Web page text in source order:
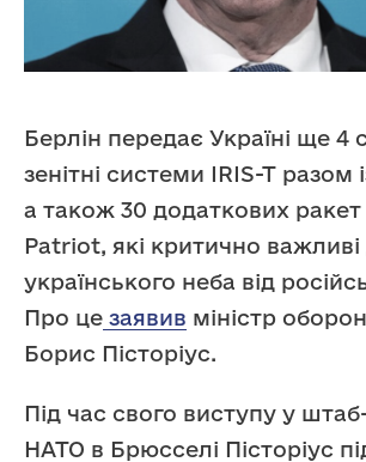
Берлін передає Україні ще 4
зенітні системи IRIS-T разом
а також 30 додаткових
Patriot, які критично важливі
українського неба від
Про це заявив міністр
Борис Пісторіус.
Під час свого виступу у
НАТО в Брюсселі Пісторіус